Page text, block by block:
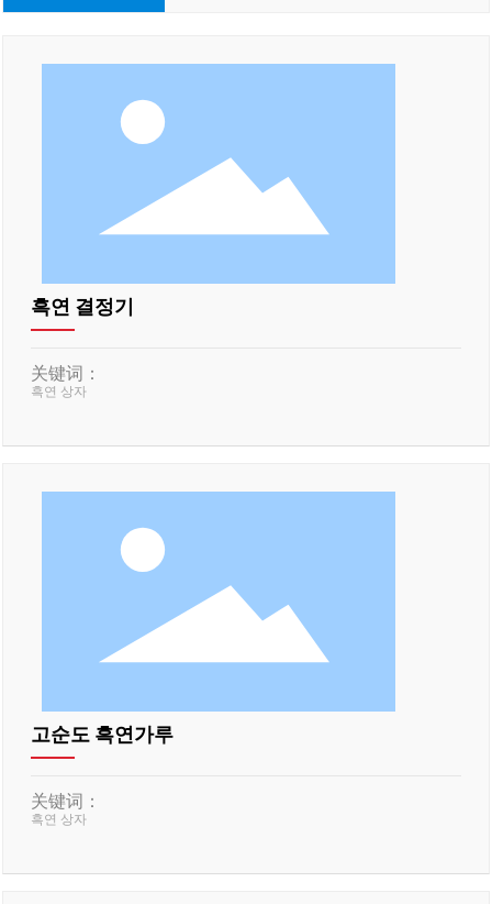
흑연 결정기
关键词：
흑연 상자
고순도 흑연가루
关键词：
흑연 상자